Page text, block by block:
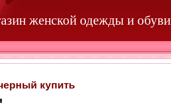
женской одежды и обуви
купить